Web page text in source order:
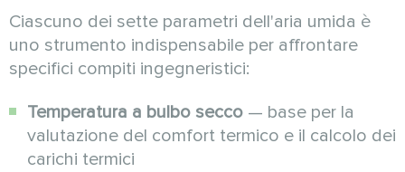
Ciascuno dei sette parametri dell'aria umida è
uno strumento indispensabile per affrontare
specifici compiti ingegneristici:
Temperatura a bulbo secco — base per la
valutazione del comfort termico e il calcolo dei
carichi termici